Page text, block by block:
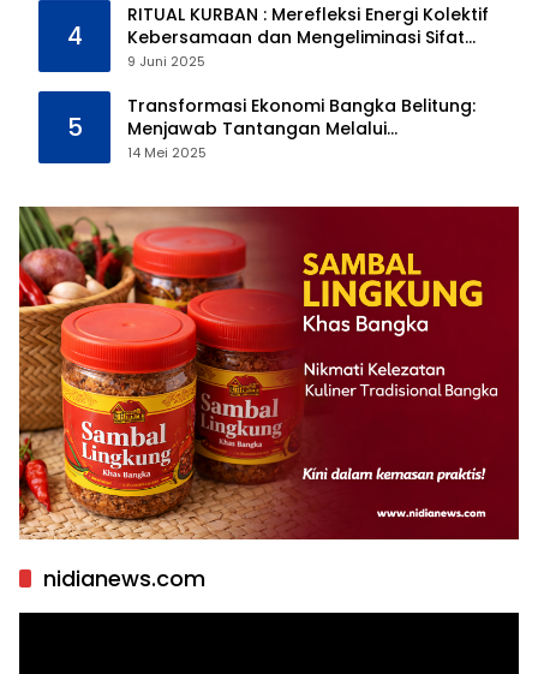
4
RITUAL KURBAN : Merefleksi Energi Kolektif
Kebersamaan dan Mengeliminasi Sifat
Kebinatangan Manusia
9 Juni 2025
5
Transformasi Ekonomi Bangka Belitung:
Menjawab Tantangan Melalui
Pengelolaan Sumber Daya Alam yang
14 Mei 2025
nidianews.com